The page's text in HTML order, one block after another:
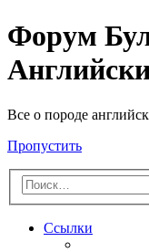
Форум
Все о породе
Пропустить
Ссылки